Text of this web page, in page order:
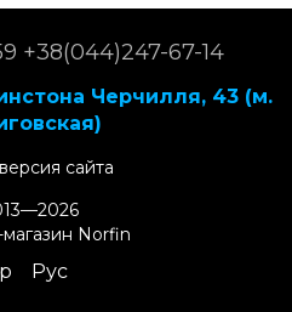
+38(044)247-67-14
Черчилля, 43 (м.
сайта
Norfin
Рус